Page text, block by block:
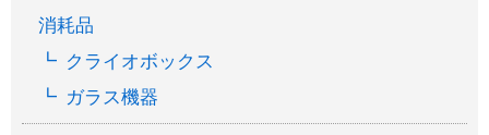
消耗品
クライオボックス
ガラス機器